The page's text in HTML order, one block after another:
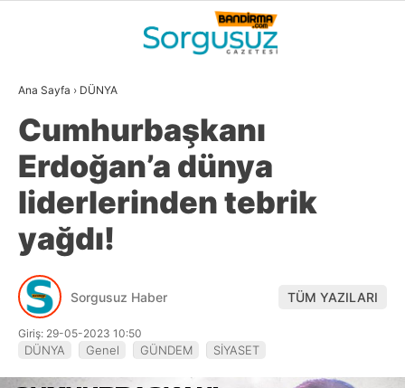
28.9
BALIKESIR
GALERİ VİDEO
EKONOMİ
SPOR
MAGAZİN
Ana Sayfa › DÜNYA
Cumhurbaşkanı
Erdoğan’a dünya
liderlerinden tebrik
yağdı!
Sorgusuz Haber TÜM YAZILARI
Giriş: 29-05-2023 10:50
DÜNYA Genel GÜNDEM SİYASET